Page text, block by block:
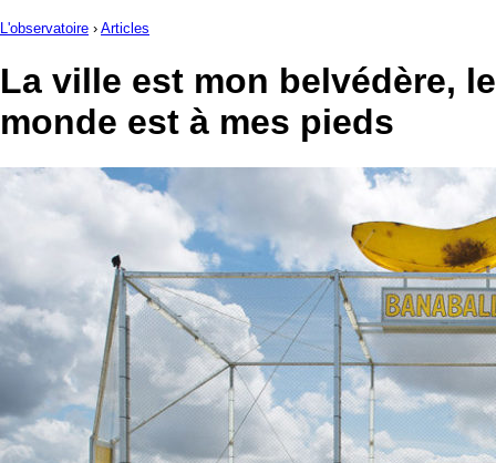
L'observatoire › Articles
La ville est mon belvédère, le
monde est à mes pieds